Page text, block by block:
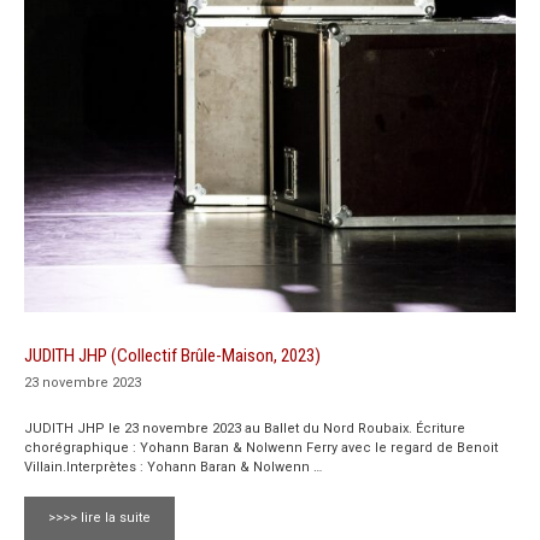
JUDITH JHP (Collectif Brûle-Maison, 2023)
23 novembre 2023
JUDITH JHP le 23 novembre 2023 au Ballet du Nord Roubaix. Écriture
chorégraphique : Yohann Baran & Nolwenn Ferry avec le regard de Benoit
Villain.Interprètes : Yohann Baran & Nolwenn …
>>>> lire la suite